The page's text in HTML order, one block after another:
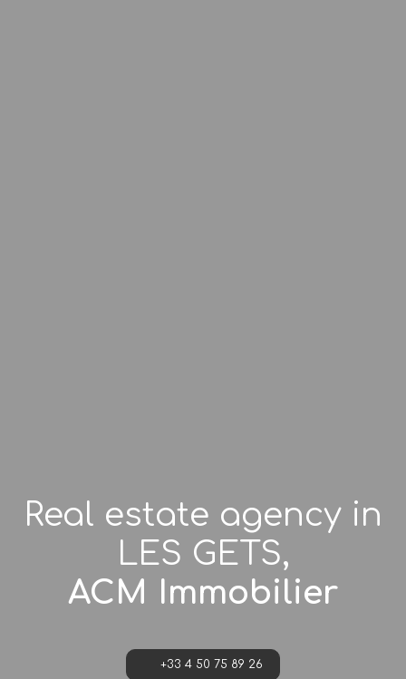
Real estate agency in
LES GETS,
ACM Immobilier
+33 4 50 75 89 26